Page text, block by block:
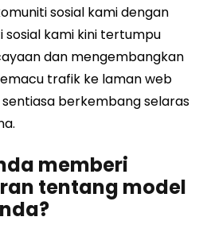
sosial kami dengan
kami kini tertumpu
dan mengembangkan
trafik ke laman web
berkembang selaras
memberi
tentang model